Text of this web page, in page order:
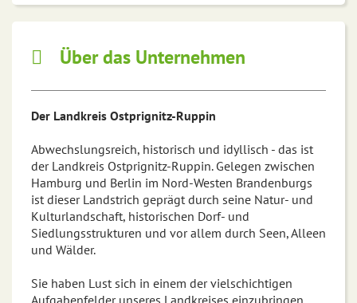
Über das Unternehmen
Der Landkreis Ostprignitz-Ruppin
Abwechslungsreich, historisch und idyllisch - das ist
der Landkreis Ostprignitz-Ruppin. Gelegen zwischen
Hamburg und Berlin im Nord-Westen Brandenburgs
ist dieser Landstrich geprägt durch seine Natur- und
Kulturlandschaft, historischen Dorf- und
Siedlungsstrukturen und vor allem durch Seen, Alleen
und Wälder.
Sie haben Lust sich in einem der vielschichtigen
Aufgabenfelder unseres Landkreises einzubringen